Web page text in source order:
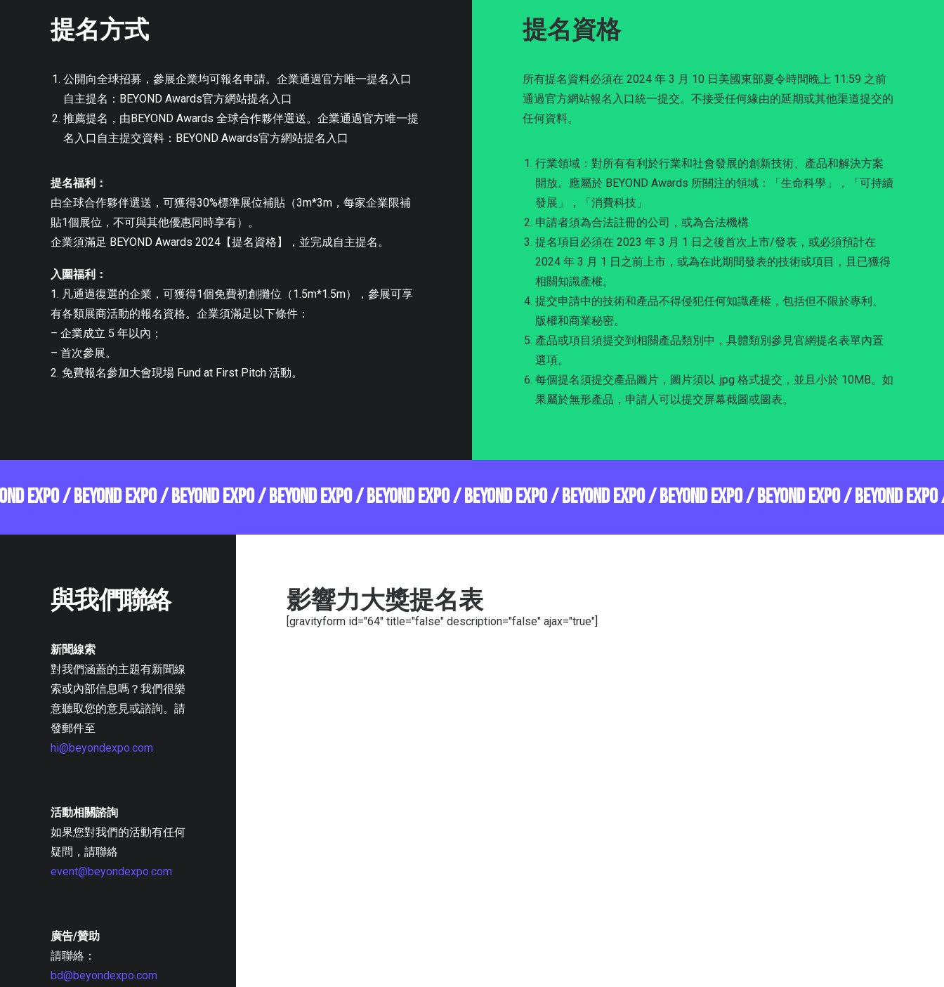
提名方式
公開向全球招募，參展企業均可報名申請。企業通過官方唯一提名入口
自主提名：BEYOND Awards官方網站提名入口
推薦提名，由BEYOND Awards 全球合作夥伴選送。企業通過官方唯一提
名入口自主提交資料：BEYOND Awards官方網站提名入口
提名福利：
由全球合作夥伴選送，可獲得30%標準展位補貼（3m*3m，每家企業限補
貼1個展位，不可與其他優惠同時享有）。
企業須滿足 BEYOND Awards 2024【提名資格】，並完成自主提名。
入圍福利：
1. 凡通過復選的企業，可獲得1個免費初創攤位（1.5m*1.5m），參展可享
有各類展商活動的報名資格。企業須滿足以下條件：
– 企業成立 5 年以內；
– 首次參展。
2. 免費報名參加大會現場 Fund at First Pitch 活動。
提名資格
所有提名資料必須在 2024 年 3 月 10 日美國東部夏令時間晚上 11:59 之前
通過官方網站報名入口統一提交。不接受任何緣由的延期或其他渠道提交的
任何資料。
行業領域：對所有有利於行業和社會發展的創新技術、產品和解決方案
開放。應屬於 BEYOND Awards 所關注的領域：「生命科學」，「可持續
發展」，「消費科技」
申請者須為合法註冊的公司，或為合法機構
提名項目必須在 2023 年 3 月 1 日之後首次上市/發表，或必須預計在
2024 年 3 月 1 日之前上市，或為在此期間發表的技術或項目，且已獲得
相關知識產權。
提交申請中的技術和產品不得侵犯任何知識產權，包括但不限於專利、
版權和商業秘密。
產品或項目須提交到相關產品類別中，具體類別參見官網提名表單內置
選項。
每個提名須提交產品圖片，圖片須以 .jpg 格式提交，並且小於 10MB。如
果屬於無形產品，申請人可以提交屏幕截圖或圖表。
EXPO / BEYOND EXPO / BEYOND EXPO / BEYOND EXPO / BEYOND EXPO / BEYOND EXPO / BEYOND EXPO / BEYOND EXPO / BEYOND EXPO / BEYOND
與我們聯絡
新聞線索
對我們涵蓋的主題有新聞線
索或內部信息嗎？我們很樂
意聽取您的意見或諮詢。請
發郵件至
hi@beyondexpo.com
活動相關諮詢
如果您對我們的活動有任何
疑問，請聯絡
event@beyondexpo.com
廣告/贊助
請聯絡：
bd@beyondexpo.com
影響力大獎提名表
[gravityform id="64" title="false" description="false" ajax="true"]